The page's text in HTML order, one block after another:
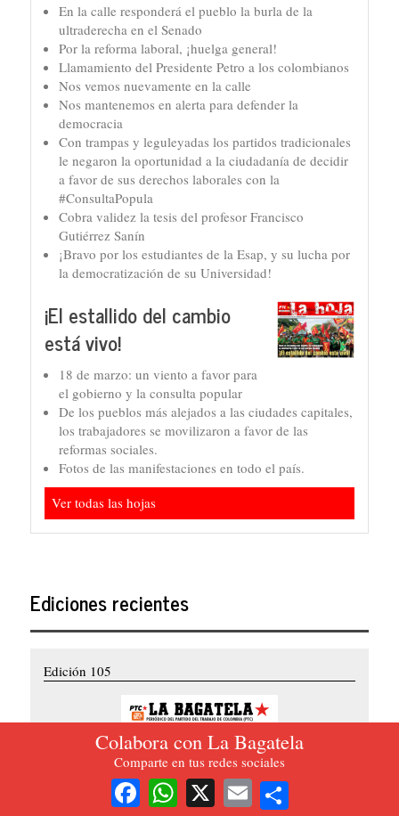
Colabora con La Bagatela
Comparte en tus redes sociales
FacebookWhatsApp
X Email
En la calle responderá el pueblo la burla de la
ultraderecha en el Senado
Por la reforma laboral, ¡huelga general!
Llamamiento del Presidente Petro a los colombianos
Nos vemos nuevamente en la calle
Nos mantenemos en alerta para defender la
democracia
Con trampas y leguleyadas los partidos tradicionales
le negaron la oportunidad a la ciudadanía de decidir
a favor de sus derechos laborales con la
#ConsultaPopula
Cobra validez la tesis del profesor Francisco
Gutiérrez Sanín
¡Bravo por los estudiantes de la Esap, y su lucha por
la democratización de su Universidad!
¡El estallido del cambio
está vivo!
18 de marzo: un viento a favor para
el gobierno y la consulta popular
De los pueblos más alejados a las ciudades capitales,
los trabajadores se movilizaron a favor de las
reformas sociales.
Fotos de las manifestaciones en todo el país.
Ver todas las hojas
Ediciones recientes
Edición 105